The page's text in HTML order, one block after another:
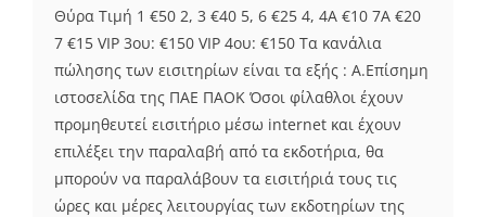
Θύρα Τιμή 1 €50 2, 3 €40 5, 6 €25 4, 4A €10 7Α €20
7 €15 VIP 3ου: €150 VIP 4ου: €150 Τα κανάλια
πώλησης των εισιτηρίων είναι τα εξής : A.Επίσημη
ιστοσελίδα της ΠΑΕ ΠΑΟΚ Όσοι φίλαθλοι έχουν
προμηθευτεί εισιτήριο μέσω internet και έχουν
επιλέξει την παραλαβή από τα εκδοτήρια, θα
μπορούν να παραλάβουν τα εισιτήριά τους τις
ώρες και μέρες λειτουργίας των εκδοτηρίων της